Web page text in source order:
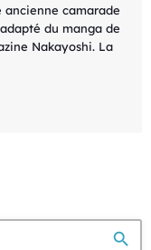
camarade
du manga de
Nakayoshi. La
search